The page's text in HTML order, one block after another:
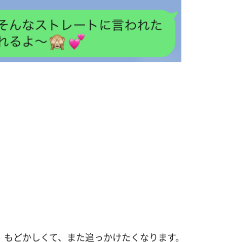
どかしくて、また追っかけたくなります。